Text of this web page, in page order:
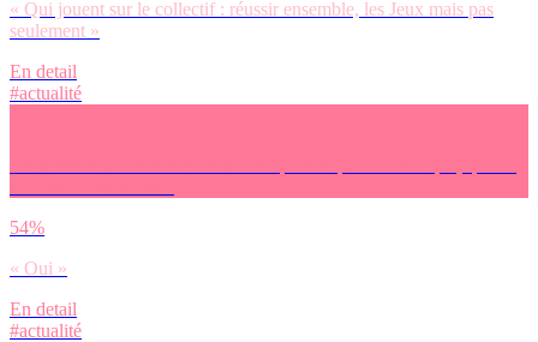
« Qui jouent sur le collectif : réussir ensemble, les Jeux mais pas
seulement »
En detail
#actualité
54%
« Oui »
En detail
#actualité